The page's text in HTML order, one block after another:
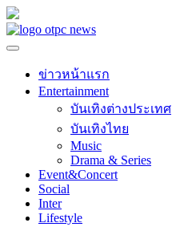
Skip
to
ข่าวหน้าแรก
Entertainment
บันเทิงต่างประเทศ
บันเทิงไทย
Music
Drama & Series
Event&Concert
Social
Inter
Lifestyle